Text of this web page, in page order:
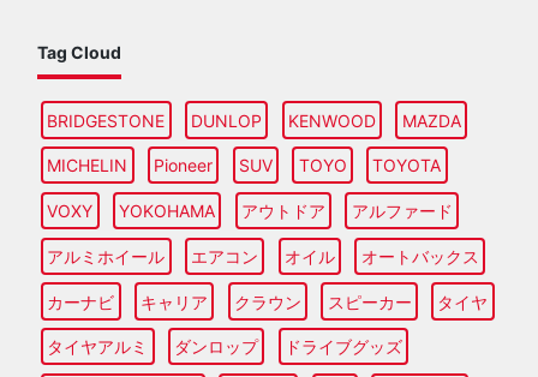
Tag Cloud
BRIDGESTONE DUNLOP KENWOOD MAZDA
MICHELIN Pioneer SUV TOYO TOYOTA
VOXY YOKOHAMA アウトドア アルファード
アルミホイール エアコン オイル オートバックス
カーナビ キャリア クラウン スピーカー タイヤ
タイヤアルミ ダンロップ ドライブグッズ